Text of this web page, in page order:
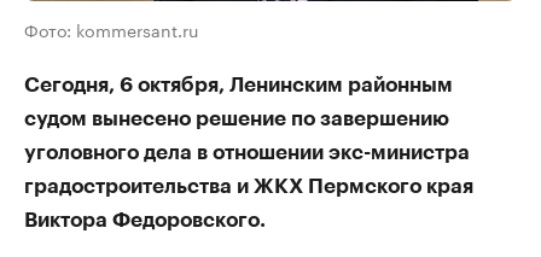
Фото: kommersant.ru
Сегодня, 6 октября, Ленинским районным
судом вынесено решение по завершению
уголовного дела в отношении экс-министра
градостроительства и ЖКХ Пермского края
Виктора Федоровского.